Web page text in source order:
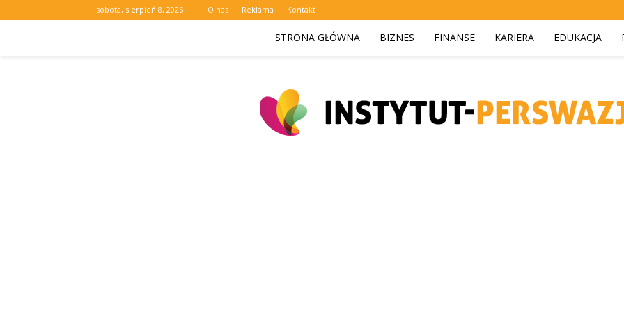
sobota, sierpień 8, 2026 O nas Reklama Kontakt
STRONA GŁÓWNA BIZNES FINANSE KARIERA EDUKACJA